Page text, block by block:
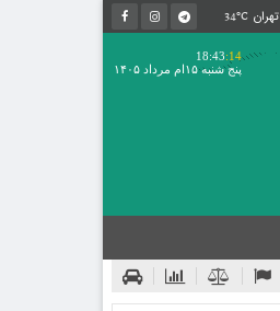
تهران 34°C
18:43:14
پنج شنبه ۱۵ام مرداد ۱۴۰۵